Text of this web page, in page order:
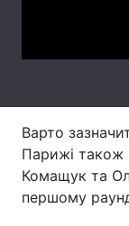
Послуги
Варто
Парижі також
Комащук та
першому